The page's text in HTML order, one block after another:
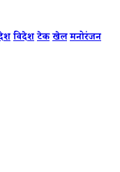
विदेशटेकखेलमनोरंजन